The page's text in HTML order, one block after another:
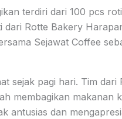
terdiri dari 100 pcs
Rotte Bakery
Sejawat Coffee
sejak pagi hari. Tim dari
membagikan makanan
antusias dan